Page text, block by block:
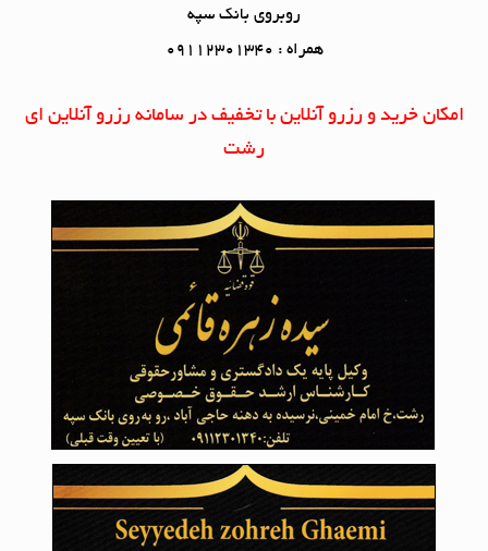
روبروی بانک سپه
همراه : 09112301340
امکان خرید و رزرو آنلاین با تخفیف در سامانه رزرو آنلاین ای
رشت